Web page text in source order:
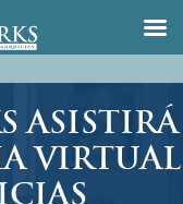
ASISTIRÁ
VIRTUAL